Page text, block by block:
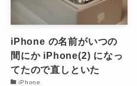
iPhone の名前がいつの
間にか iPhone(2) になっ
てたので直しといた
iPhone